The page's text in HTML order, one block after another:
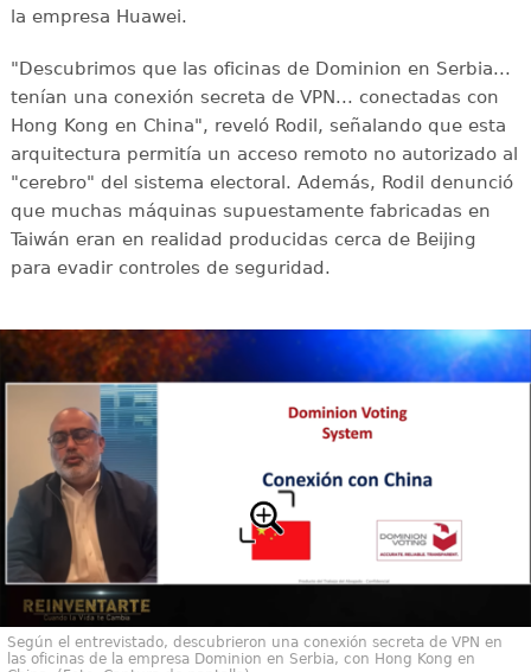
la empresa Huawei.
"Descubrimos que las oficinas de Dominion en Serbia...
tenían una conexión secreta de VPN... conectadas con
Hong Kong en China", reveló Rodil, señalando que esta
arquitectura permitía un acceso remoto no autorizado al
"cerebro" del sistema electoral. Además, Rodil denunció
que muchas máquinas supuestamente fabricadas en
Taiwán eran en realidad producidas cerca de Beijing
para evadir controles de seguridad.
Según el entrevistado, descubrieron una conexión secreta de VPN en
las oficinas de la empresa Dominion en Serbia, con Hong Kong en